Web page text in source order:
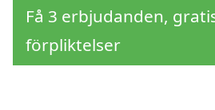
Få 3 erbjudanden,
förpliktelser